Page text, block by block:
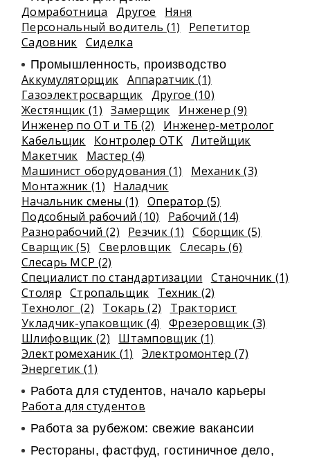
Домработница Другое
Няня
Персональный водитель (1)
Репетитор
Садовник Сиделка
Промышленность, производство
Аккумуляторщик Аппаратчик (1)
Газоэлектросварщик Другое (10)
Жестянщик (1)
Замерщик
Инженер (9)
Инженер по ОТ и ТБ (2)
Инженер-метролог
Кабельщик
Контролер ОТК Литейщик
Макетчик
Мастер (4)
Машинист оборудования (1)
Механик (3)
Монтажник (1)
Наладчик
Начальник смены (1)
Оператор (5)
Подсобный рабочий (10)
Рабочий (14)
Разнорабочий (2)
Резчик (1)
Сборщик (5)
Сварщик (5)
Сверловщик Слесарь (6)
Слесарь МСР (2)
Специалист по стандартизации
Станочник (1)
Столяр Стропальщик
Техник (2)
Технолог (2)
Токарь (2)
Тракторист
Укладчик-упаковщик (4)
Фрезеровщик (3)
Шлифовщик (2)
Штамповщик (1)
Электромеханик (1)
Электромонтер (7)
Энергетик (1)
Работа для студентов, начало карьеры
Работа для студентов
Работа за рубежом: свежие вакансии
Рестораны, фастфуд, гостиничное дело,